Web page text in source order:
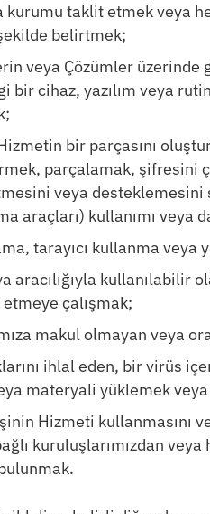
taklit etmek veya
belirtmek;
veya Çözümler
bir cihaz, yazılım veya
bir parçasını
parçalamak, şifresini
veya desteklemesini
araçları) kullanımı veya
tarayıcı kullanma
aracılığıyla
çalışmak;
makul olmayan veya
ihlal eden, bir virüs
materyali yüklemek
Hizmeti kullanmasını
kuruluşlarımızdan